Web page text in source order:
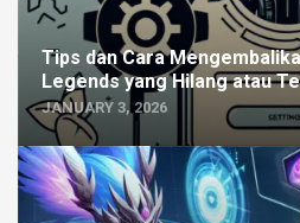
Tips dan Cara
Legends yang Hilang atau
JANUARY 3, 2026